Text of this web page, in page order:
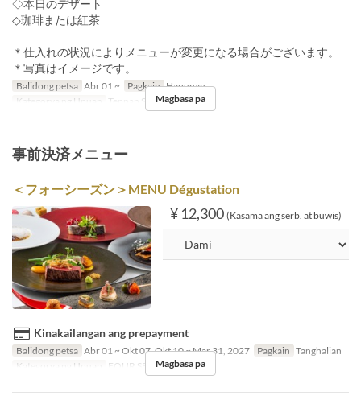
◇本日のデザート
◇珈琲または紅茶
＊仕入れの状況によりメニューが変更になる場合がございます。
＊写真はイメージです。
Balidong petsa Abr 01 ~ Pagkain Hapunan
Kategorya ng Upuan
Teppan SAKURAMagbasa pa
事前決済メニュー
＜フォーシーズン＞MENU Dégustation
¥ 12,300 (Kasama ang serb. at buwis)
Kinakailangan ang prepayment
Balidong petsa Abr 01 ~ Okt 07, Okt 10 ~ Mar 31, 2027 Pagkain Tanghalian
Kategorya ng Upuan
FOUR SEASONMagbasa pa